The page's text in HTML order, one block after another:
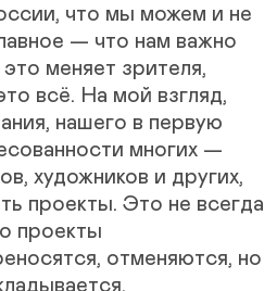
что мы можем и не
— что нам важно
меняет зрителя,
всё. На мой взгляд,
нашего в первую
многих —
художников и других,
проекты. Это не всегда
проекты
отменяются, но